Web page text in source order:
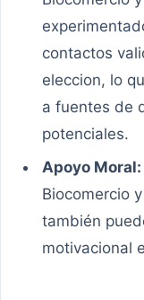
contactos
eleccion, lo
a fuentes de
potenciales.
Apoyo Moral:
Biocomercio
también
motivacional